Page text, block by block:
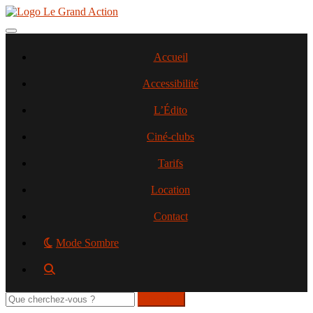
Aller
contenu
Toggle navigation
Accueil
Accessibilité
L’Édito
Ciné-clubs
Tarifs
Location
Contact
Mode Sombre
Rechercher
sur